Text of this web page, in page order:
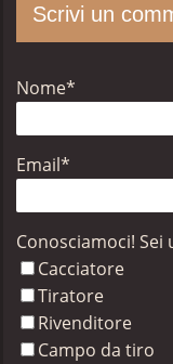
Scrivi un
Nome*
Email*
Conosciamoci! Sei
Cacciatore
Tiratore
Rivenditore
Campo da tiro